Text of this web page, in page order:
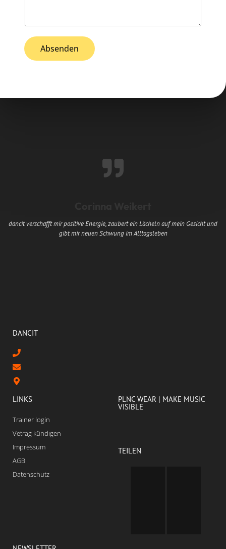
Absenden
dancit verschafft mir positive Energie, zaubert ein Lächeln auf mein Gesicht und
gibt mir neuen Schwung im Alltagsleben
DANCIT
LINKS
Trainer login
Vetrag kündigen
Impressum
AGB
Datenschutz
PLNC WEAR | MAKE MUSIC
VISIBLE
TEILEN